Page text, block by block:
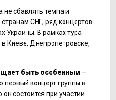
не сбавлять темпа и
СНГ, ряд концертов
Украины. В рамках тура
Киеве, Днепропетровске,
быть особенным –
первый концерт группы в
состоится при участии